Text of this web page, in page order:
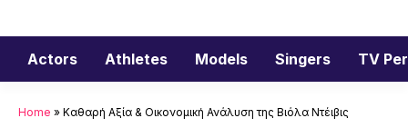
σε
περιεχόμενο
Actors Athletes Models Singers TV
Home » Καθαρή Αξία & Οικονομική Ανάλυση της Βιόλα Ντέιβις